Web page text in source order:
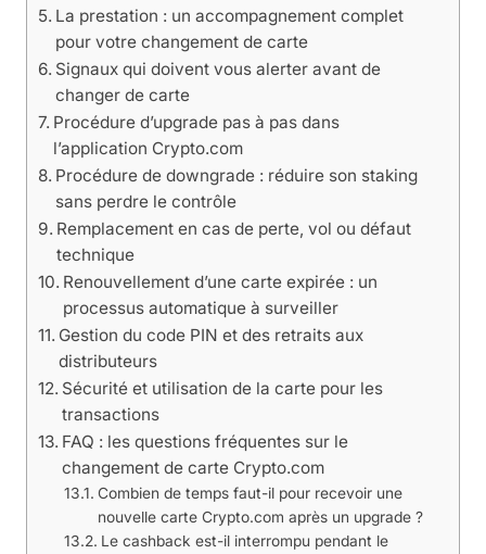
La prestation : un accompagnement complet
pour votre changement de carte
Signaux qui doivent vous alerter avant de
changer de carte
Procédure d’upgrade pas à pas dans
l’application Crypto.com
Procédure de downgrade : réduire son staking
sans perdre le contrôle
Remplacement en cas de perte, vol ou défaut
technique
Renouvellement d’une carte expirée : un
processus automatique à surveiller
Gestion du code PIN et des retraits aux
distributeurs
Sécurité et utilisation de la carte pour les
transactions
FAQ : les questions fréquentes sur le
changement de carte Crypto.com
Combien de temps faut-il pour recevoir une
nouvelle carte Crypto.com après un upgrade ?
Le cashback est-il interrompu pendant le